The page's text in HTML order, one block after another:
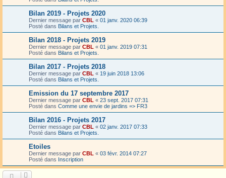
Bilan 2019 - Projets 2020
Dernier message par CBL « 01 janv. 2020 06:39
Posté dans Bilans et Projets.
Bilan 2018 - Projets 2019
Dernier message par CBL « 01 janv. 2019 07:31
Posté dans Bilans et Projets.
Bilan 2017 - Projets 2018
Dernier message par CBL « 19 juin 2018 13:06
Posté dans Bilans et Projets.
Emission du 17 septembre 2017
Dernier message par CBL « 23 sept. 2017 07:31
Posté dans Comme une envie de jardins => FR3
Bilan 2016 - Projets 2017
Dernier message par CBL « 02 janv. 2017 07:33
Posté dans Bilans et Projets.
Etoiles
Dernier message par CBL « 03 févr. 2014 07:27
Posté dans Inscription